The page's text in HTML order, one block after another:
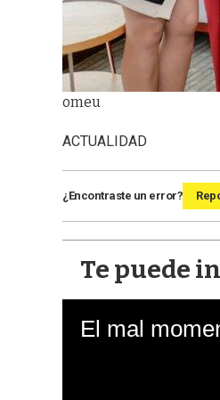
omeu
ACTUALIDAD
¿Encontraste un error?
Te puede